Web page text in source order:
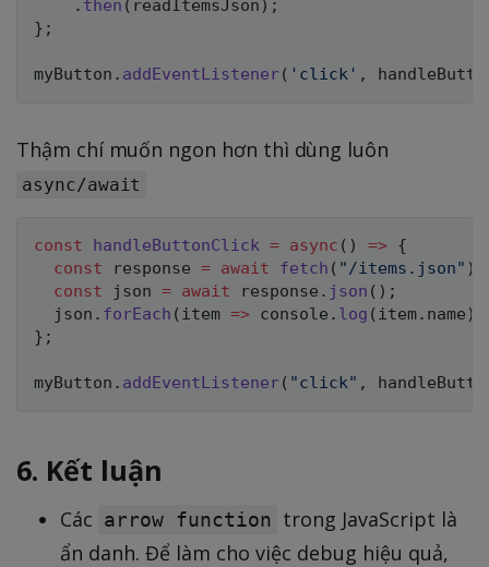
. then ( readItemsJson ) ;
} ;
myButton . addEventListener( 'click' ,
Thậm chí muốn ngon hơn thì dùng luôn
async/await
const handleButtonClick = async ( ) => {
const response = await fetch ( "/items.json" )
const json = await response . json ( ) ;
  json
. forEach ( item => console . log ( item. name )
} ;
myButton . addEventListener( "click" ,
6. Kết luận
Các arrow function trong JavaScript là
ẩn danh. Để làm cho việc debug hiệu quả,